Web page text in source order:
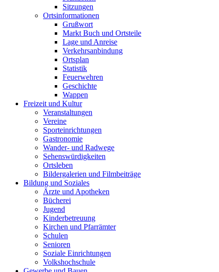
Sitzungen
Ortsinformationen
Grußwort
Markt Buch und Ortsteile
Lage und Anreise
Verkehrsanbindung
Ortsplan
Statistik
Feuerwehren
Geschichte
Wappen
Freizeit und Kultur
Veranstaltungen
Vereine
Sporteinrichtungen
Gastronomie
Wander- und Radwege
Sehenswürdigkeiten
Ortsleben
Bildergalerien und Filmbeiträge
Bildung und Soziales
Ärzte und Apotheken
Bücherei
Jugend
Kinderbetreuung
Kirchen und Pfarrämter
Schulen
Senioren
Soziale Einrichtungen
Volkshochschule